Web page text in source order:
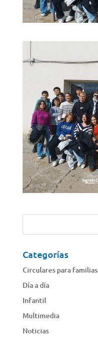
Categorías
Circulares para familias
Día a día
Infantil
Multimedia
Noticias